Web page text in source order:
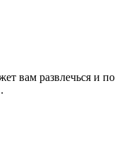
вам развлечься и по